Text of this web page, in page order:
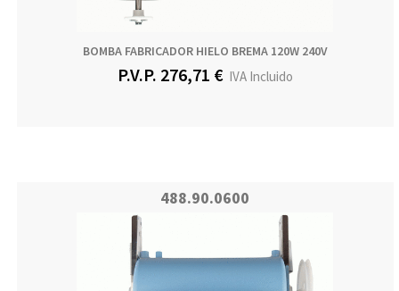
BOMBA FABRICADOR HIELO BREMA 120W 240V
P.V.P. 276,71 €IVA Incluido
488.90.0600